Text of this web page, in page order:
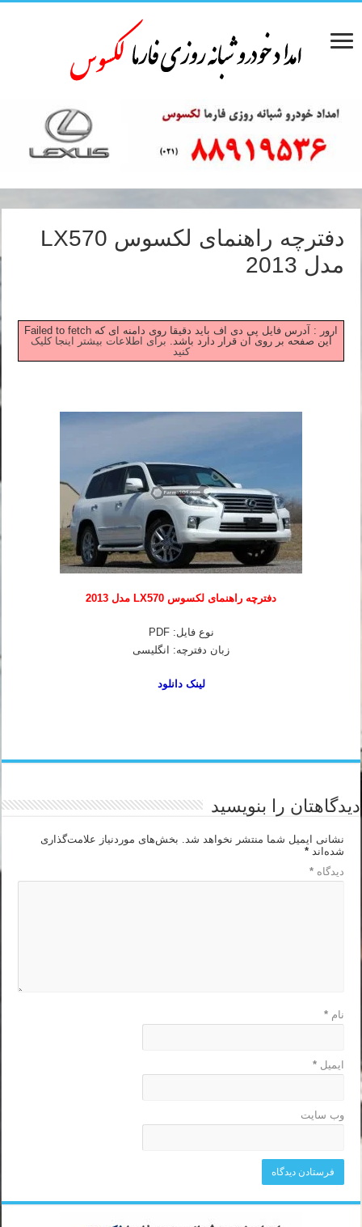
دفترچه راهنمای لکسوس LX570
مدل 2013
Failed to fetch ارور : آدرس فایل پی دی اف باید دقیقا روی دامنه ای که
این صفحه بر روی آن قرار دارد باشد. برای اطلاعات بیشتر اینجا کلیک
کنید
دفترچه راهنمای لکسوس LX570 مدل 2013
نوع فایل: PDF
زبان دفترچه: انگلیسی
لینک دانلود
دیدگاهتان را بنویسید
نشانی ایمیل شما منتشر نخواهد شد.
بخش‌های موردنیاز علامت‌گذاری
شده‌اند*
دیدگاه*
نام*
ایمیل*
وب‌ سایت